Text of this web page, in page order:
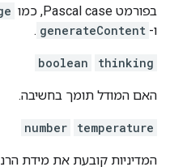
בפורמט Pascal case, כמו
ו- generateContent
.
thinking
boolean
האם המודל תומך בחשיבה.
temperature
number
המדיניות קובעת את מידת